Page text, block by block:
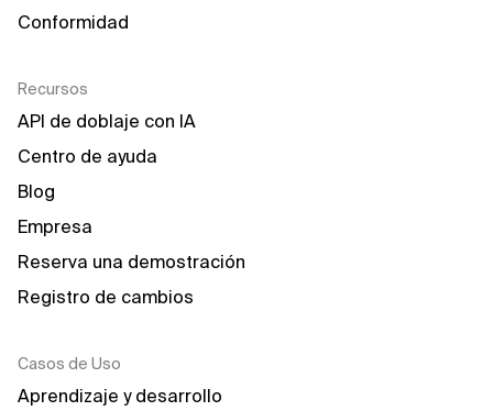
Conformidad
Recursos
API de doblaje con IA
Centro de ayuda
Blog
Empresa
Reserva una demostración
Registro de cambios
Casos de Uso
Aprendizaje y desarrollo